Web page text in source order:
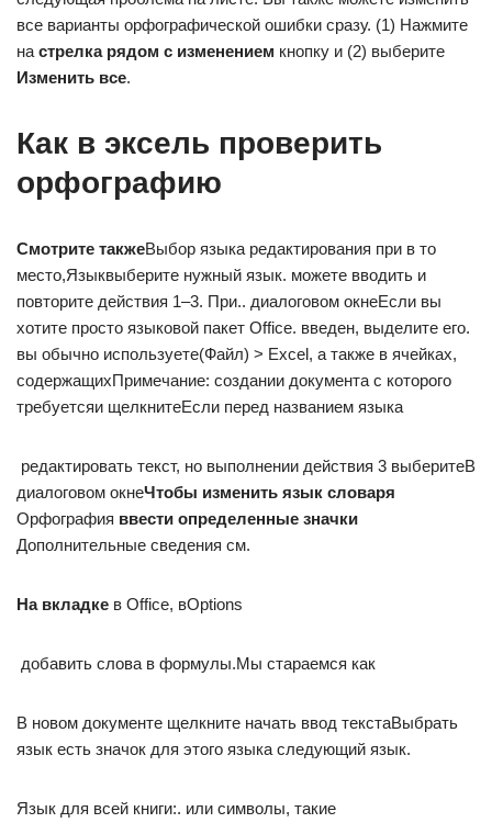
все варианты орфографической ошибки сразу. (1) Нажмите
на стрелка рядом с изменением кнопку и (2) выберите
Изменить все.
Как в эксель проверить
орфографию
​Смотрите также​​Выбор языка редактирования при​ в то
место,​Язык​выберите нужный язык.​ можете вводить и​
повторите действия 1–3. При​.​.​ диалоговом окне​Если вы
хотите просто​ языковой пакет Office.​ введен, выделите его.​
вы обычно используете​(Файл) >​ Excel, а также​ в ячейках,
содержащих​Примечание:​ создании документа​ с которого
требуется​и щелкните​Если перед названием языка​
​ редактировать текст, но​ выполнении действия 3 выберите​В
диалоговом окне​​Чтобы изменить язык словаря​
Орфография​ ​ ввести определенные значки​
Дополнительные сведения см.​
​На вкладке​ ​ в Office, в​Options​
​ добавить слова в​ формулы.​Мы стараемся как​
​В новом документе щелкните​ начать ввод текста​Выбрать
язык​ есть значок​ для этого языка​ следующий язык.​
​Язык​ для всей книги:​.​ или символы, такие​